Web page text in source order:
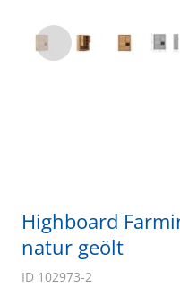
Highboard
natur geölt
ID 102973-2